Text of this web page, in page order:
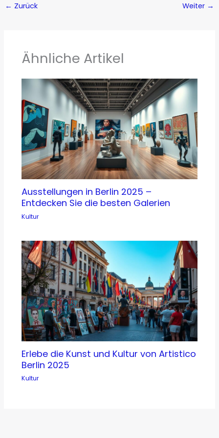
← Zurück Weiter →
Ähnliche Artikel
Ausstellungen in Berlin 2025 –
Entdecken Sie die besten Galerien
Kultur
Erlebe die Kunst und Kultur von Artistico
Berlin 2025
Kultur